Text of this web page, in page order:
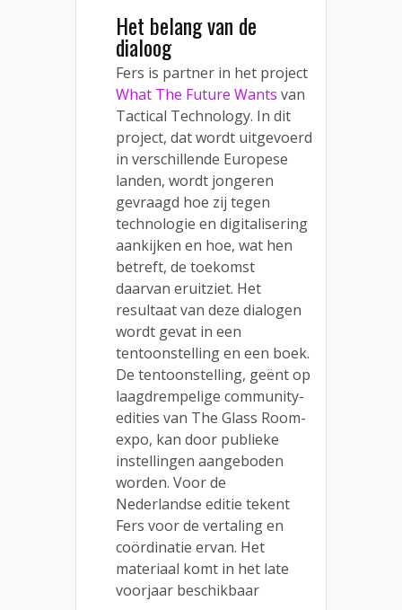
Het belang van de
dialoog
Fers is partner in het project
What The Future Wants van
Tactical Technology. In dit
project, dat wordt uitgevoerd
in verschillende Europese
landen, wordt jongeren
gevraagd hoe zij tegen
technologie en digitalisering
aankijken en hoe, wat hen
betreft, de toekomst
daarvan eruitziet. Het
resultaat van deze dialogen
wordt gevat in een
tentoonstelling en een boek.
De tentoonstelling, geënt op
laagdrempelige community-
edities van The Glass Room-
expo, kan door publieke
instellingen aangeboden
worden. Voor de
Nederlandse editie tekent
Fers voor de vertaling en
coördinatie ervan. Het
materiaal komt in het late
voorjaar beschikbaar